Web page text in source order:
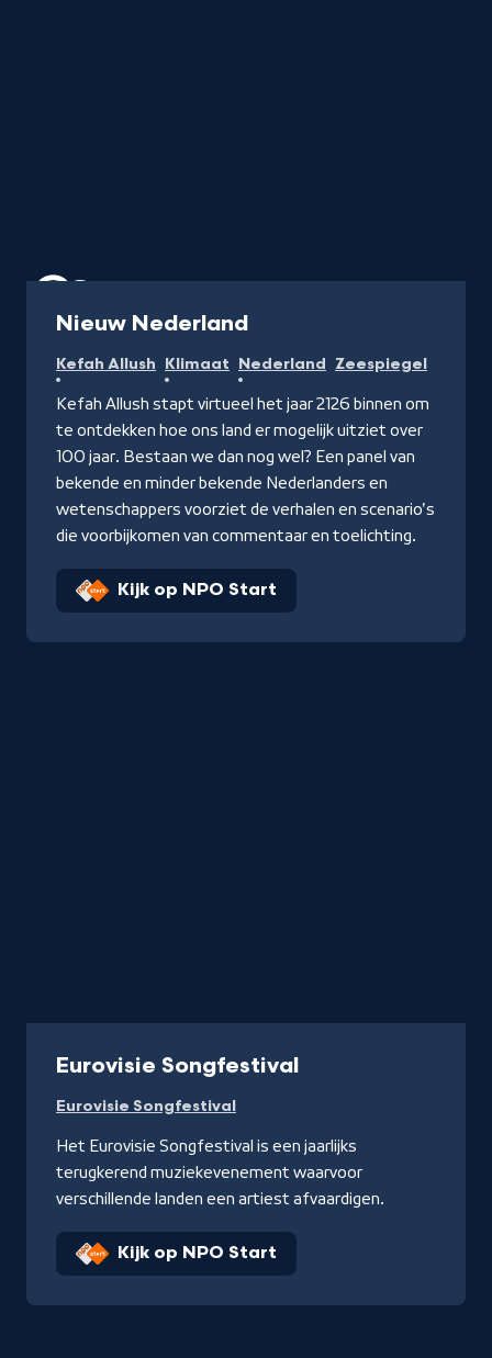
Nieuw Nederland
Kefah Allush Klimaat Nederland Zeespiegel
Kefah Allush stapt virtueel het jaar 2126 binnen om
te ontdekken hoe ons land er mogelijk uitziet over
100 jaar. Bestaan we dan nog wel? Een panel van
bekende en minder bekende Nederlanders en
wetenschappers voorziet de verhalen en scenario's
die voorbijkomen van commentaar en toelichting.
Kijk op NPO Start
Eurovisie Songfestival
Eurovisie Songfestival
Het Eurovisie Songfestival is een jaarlijks
terugkerend muziekevenement waarvoor
verschillende landen een artiest afvaardigen.
Kijk op NPO Start